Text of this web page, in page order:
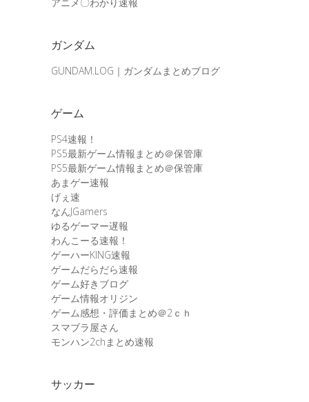
ガンダム
GUNDAM.LOG｜ガンダムまとめブログ
ゲーム
PS4速報！
PS5最新ゲーム情報まとめ＠保管庫
PS5最新ゲーム情報まとめ＠保管庫
あまゲー速報
げぇ速
なんJGamers
ゆるゲーマー遅報
わんこーる速報！
ゲーハーKING速報
ゲームだらだら速報
ゲーム好きブログ
ゲーム情報オリジン
ゲーム感想・評価まとめ＠2ｃｈ
スマブラ屋さん
モンハン2chまとめ速報
サッカー